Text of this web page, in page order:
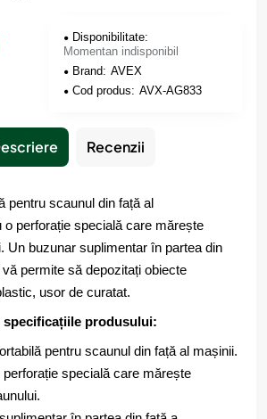
Disponibilitate:
Momentan indisponibil
Brand: AVEX
Cod produs: AVX-AG833
Recenzii
pentru scaunul din față al
o perforație specială care mărește
Un buzunar suplimentar în partea din
permite să depozitați obiecte
usor de curatat.
produsului:
pentru scaunul din față al mașinii.
perforație specială care mărește